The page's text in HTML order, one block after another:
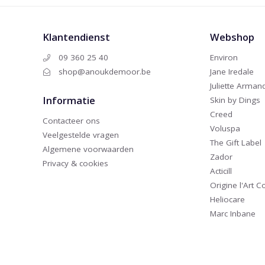
Klantendienst
09 360 25 40
shop@anoukdemoor.be
Informatie
Contacteer ons
Veelgestelde vragen
Algemene voorwaarden
Privacy & cookies
Webshop
Environ
Jane Iredale
Juliette
Skin by Dings
Creed
Voluspa
The Gift Label
Zador
Acticill
Origine l'Art
Heliocare
Marc Inbane